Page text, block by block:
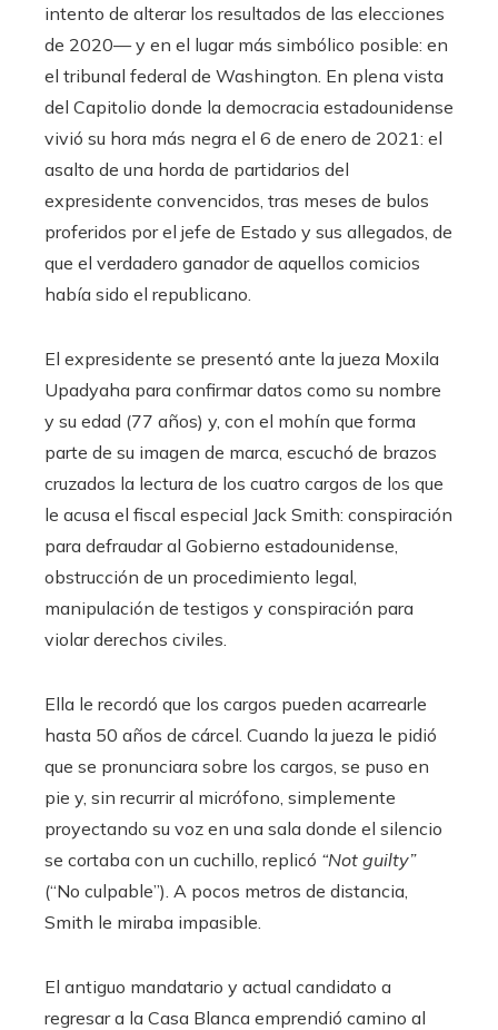
intento de alterar los resultados de las elecciones
de 2020— y en el lugar más simbólico posible: en
el tribunal federal de Washington. En plena vista
del Capitolio donde la democracia estadounidense
vivió su hora más negra el 6 de enero de 2021: el
asalto de una horda de partidarios del
expresidente convencidos, tras meses de bulos
proferidos por el jefe de Estado y sus allegados, de
que el verdadero ganador de aquellos comicios
había sido el republicano.
El expresidente se presentó ante la jueza Moxila
Upadyaha para confirmar datos como su nombre
y su edad (77 años) y, con el mohín que forma
parte de su imagen de marca, escuchó de brazos
cruzados la lectura de los cuatro cargos de los que
le acusa el fiscal especial Jack Smith: conspiración
para defraudar al Gobierno estadounidense,
obstrucción de un procedimiento legal,
manipulación de testigos y conspiración para
violar derechos civiles.
Ella le recordó que los cargos pueden acarrearle
hasta 50 años de cárcel. Cuando la jueza le pidió
que se pronunciara sobre los cargos, se puso en
pie y, sin recurrir al micrófono, simplemente
proyectando su voz en una sala donde el silencio
se cortaba con un cuchillo, replicó “Not guilty”
(“No culpable”). A pocos metros de distancia,
Smith le miraba impasible.
El antiguo mandatario y actual candidato a
regresar a la Casa Blanca emprendió camino al